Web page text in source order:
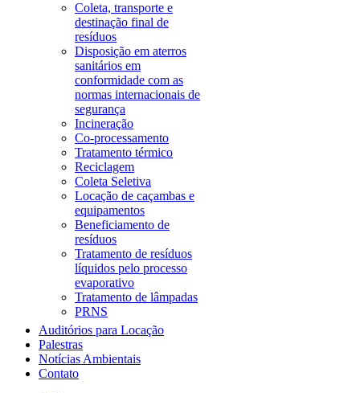
Coleta, transporte e
destinação final de
resíduos
Disposição em aterros
sanitários em
conformidade com as
normas internacionais de
segurança
Incineração
Co-processamento
Tratamento térmico
Reciclagem
Coleta Seletiva
Locação de caçambas e
equipamentos
Beneficiamento de
resíduos
Tratamento de resíduos
líquidos pelo processo
evaporativo
Tratamento de lâmpadas
PRNS
Auditórios para Locação
Palestras
Notícias Ambientais
Contato